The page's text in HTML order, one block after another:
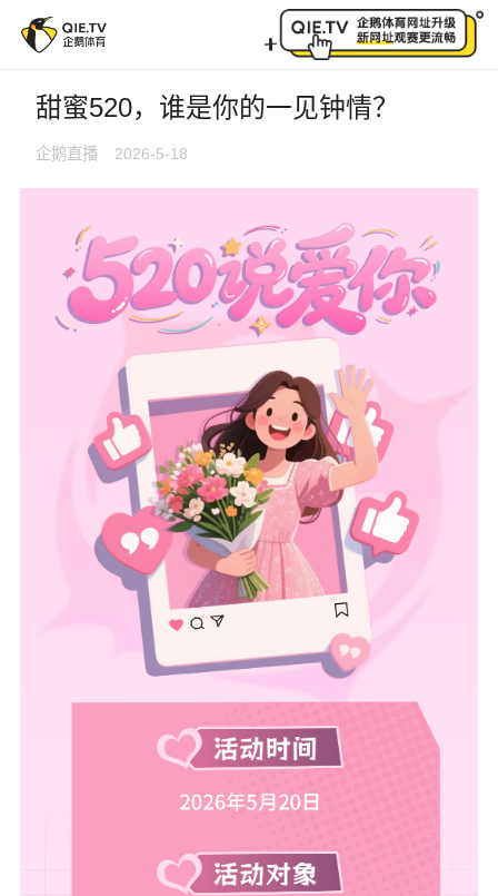
甜蜜520，谁是你的一见钟情？
企鹅直播 2026-5-18